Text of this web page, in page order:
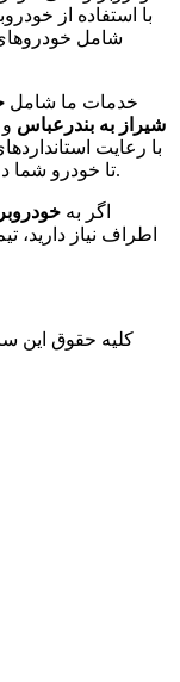
با استفاده از
شامل
خدمات ما شامل
شیراز به بندرعباس
با رعایت
تا خودرو شما در کوتاه‌ترین زمان ممکن به مقصد منتقل شود.
اگر به
اطراف نیاز دارید،
کلیه حقوق این